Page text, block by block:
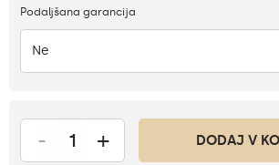
Podaljšana garancija
Ne
- + DODAJ V